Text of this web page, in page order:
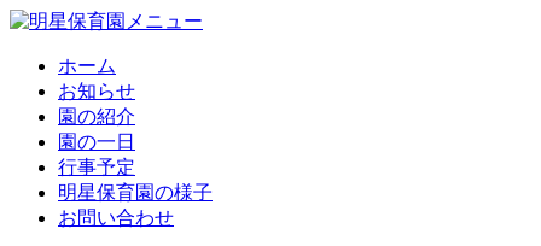
ホーム
お知らせ
園の紹介
園の一日
行事予定
明星保育園の様子
お問い合わせ